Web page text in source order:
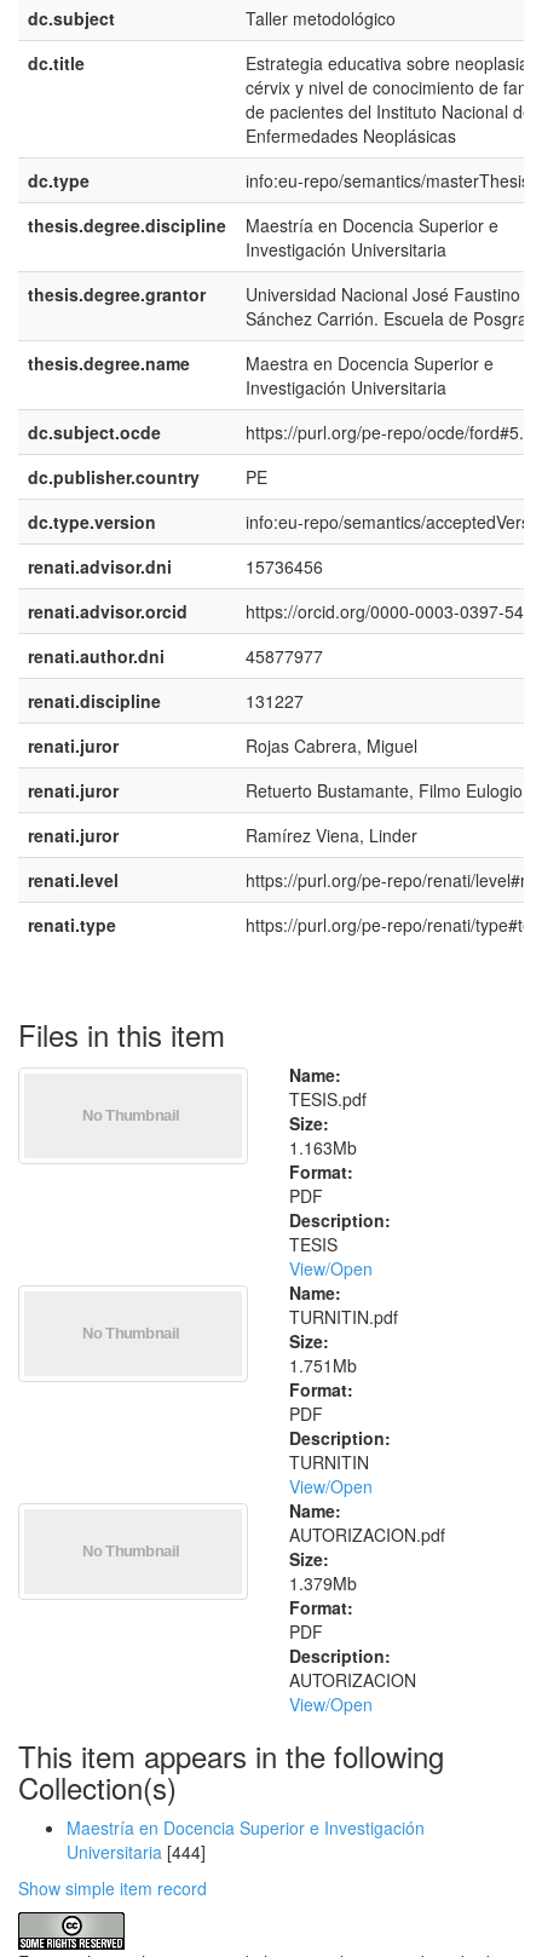
dc.subject
Taller metodológico
dc.title
Estrategia educativa sobre neoplasia
cérvix y nivel de conocimiento de
de pacientes del Instituto Nacional de
Enfermedades Neoplásicas
dc.type
info:eu-repo/semantics/masterThesis
thesis.degree.discipline
Maestría en Docencia Superior e
Investigación Universitaria
thesis.degree.grantor
Universidad Nacional José Faustino
Sánchez Carrión. Escuela de
thesis.degree.name
Maestra en Docencia Superior e
Investigación Universitaria
dc.subject.ocde
https://purl.org/pe-repo/ocde/
dc.publisher.country
PE
dc.type.version
info:eu-repo/semantics/
renati.advisor.dni
15736456
renati.advisor.orcid
https://orcid.org/0000-0003-0397-5420
renati.author.dni
45877977
renati.discipline
131227
renati.juror
Rojas Cabrera, Miguel
renati.juror
Retuerto Bustamante, Filmo Eulogio
renati.juror
Ramírez Viena, Linder
renati.level
https://purl.org/pe-repo/renati/
renati.type
https://purl.org/pe-repo/renati/
Files in this item
Name:
TESIS.pdf
Size:
1.163Mb
Format:
PDF
Description:
TESIS
View/Open
Name:
TURNITIN.pdf
Size:
1.751Mb
Format:
PDF
Description:
TURNITIN
View/Open
Name:
AUTORIZACION.pdf
Size:
1.379Mb
Format:
PDF
Description:
AUTORIZACION
View/Open
This item appears in the following
Collection(s)
Maestría en Docencia Superior e Investigación
Universitaria [444]
Show simple item record